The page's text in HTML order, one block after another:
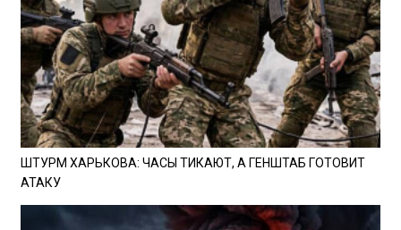
ШТУРМ ХАРЬКОВА: ЧАСЫ ТИКАЮТ, А ГЕНШТАБ ГОТОВИТ
АТАКУ